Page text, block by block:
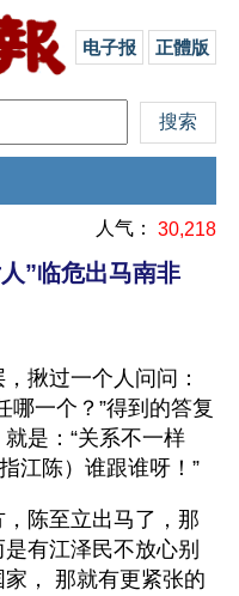
电子报 正體版
人气： 30,218
”临危出马南非
揪过一个人问问：
哪一个？”得到的答复
是：“关系不一样
江陈）谁跟谁呀！”
陈至立出马了，那
有江泽民不放心别
， 那就有更紧张的